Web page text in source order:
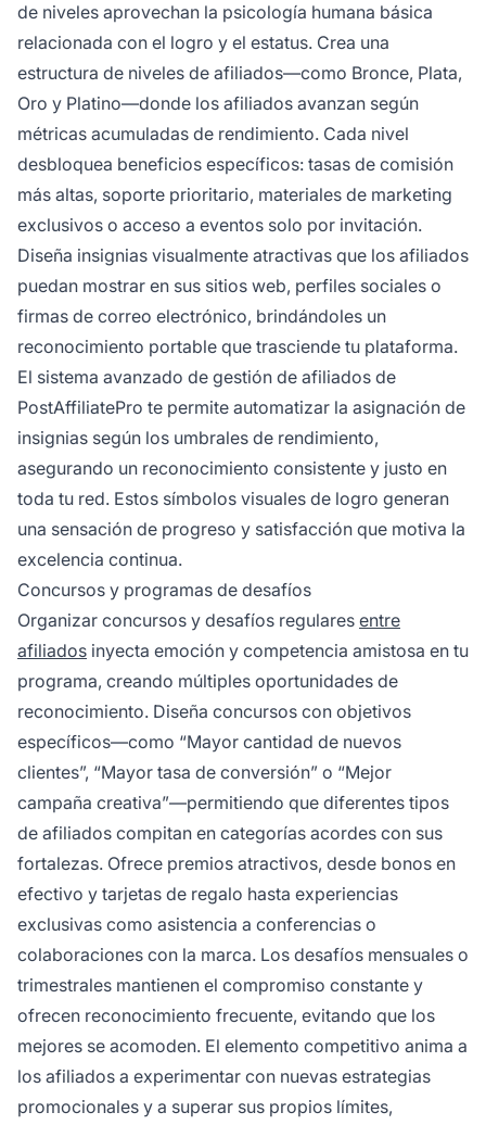
de niveles aprovechan la psicología humana básica
relacionada con el logro y el estatus. Crea una
estructura de niveles de afiliados—como Bronce, Plata,
Oro y Platino—donde los afiliados avanzan según
métricas acumuladas de rendimiento. Cada nivel
desbloquea beneficios específicos: tasas de comisión
más altas, soporte prioritario, materiales de marketing
exclusivos o acceso a eventos solo por invitación.
Diseña insignias visualmente atractivas que los afiliados
puedan mostrar en sus sitios web, perfiles sociales o
firmas de correo electrónico, brindándoles un
reconocimiento portable que trasciende tu plataforma.
El sistema avanzado de gestión de afiliados de
PostAffiliatePro te permite automatizar la asignación de
insignias según los umbrales de rendimiento,
asegurando un reconocimiento consistente y justo en
toda tu red. Estos símbolos visuales de logro generan
una sensación de progreso y satisfacción que motiva la
excelencia continua.
Concursos y programas de desafíos
Organizar concursos y desafíos regulares entre
afiliados inyecta emoción y competencia amistosa en tu
programa, creando múltiples oportunidades de
reconocimiento. Diseña concursos con objetivos
específicos—como “Mayor cantidad de nuevos
clientes”, “Mayor tasa de conversión” o “Mejor
campaña creativa”—permitiendo que diferentes tipos
de afiliados compitan en categorías acordes con sus
fortalezas. Ofrece premios atractivos, desde bonos en
efectivo y tarjetas de regalo hasta experiencias
exclusivas como asistencia a conferencias o
colaboraciones con la marca. Los desafíos mensuales o
trimestrales mantienen el compromiso constante y
ofrecen reconocimiento frecuente, evitando que los
mejores se acomoden. El elemento competitivo anima a
los afiliados a experimentar con nuevas estrategias
promocionales y a superar sus propios límites,